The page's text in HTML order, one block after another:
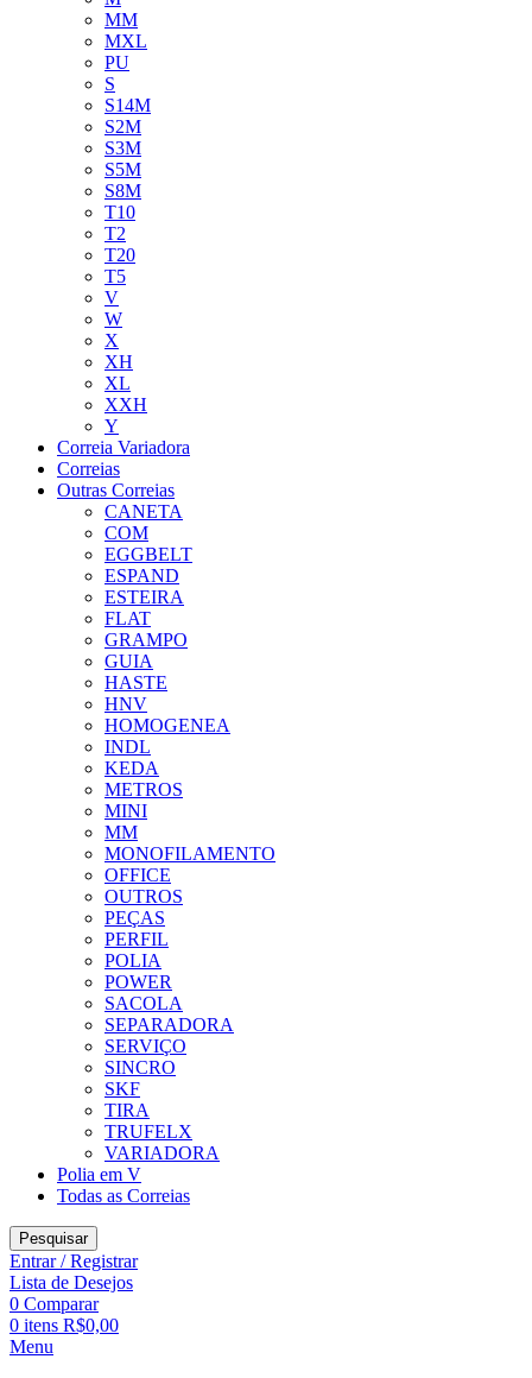
MM
MXL
PU
S
S14M
S2M
S3M
S5M
S8M
T10
T2
T20
T5
V
W
X
XH
XL
XXH
Y
Correia Variadora
Correias
Outras Correias
CANETA
COM
EGGBELT
ESPAND
ESTEIRA
FLAT
GRAMPO
GUIA
HASTE
HNV
HOMOGENEA
INDL
KEDA
METROS
MINI
MM
MONOFILAMENTO
OFFICE
OUTROS
PEÇAS
PERFIL
POLIA
POWER
SACOLA
SEPARADORA
SERVIÇO
SINCRO
SKF
TIRA
TRUFELX
VARIADORA
Polia em V
Todas as Correias
Pesquisar
Entrar / Registrar
Lista de Desejos
0 Comparar
0 itens R$0,00
Menu